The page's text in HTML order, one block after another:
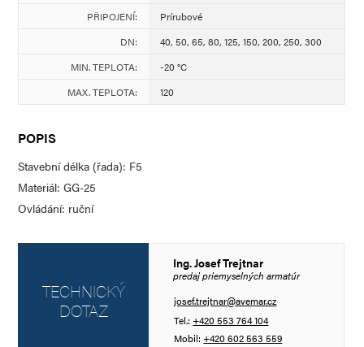
PŘIPOJENÍ:
Prírubové
DN:
40, 50, 65, 80, 125, 150, 200, 250, 300
MIN. TEPLOTA:
-20 °C
MAX. TEPLOTA:
120
POPIS
Stavební délka (řada): F5
Materiál: GG-25
Ovládání: ruční
TECHNICKÝ
DOTAZ
Ing. Josef Trejtnar
predaj priemyselných armatúr
josef.trejtnar@avemar.cz
Tel.:+420 553 764 104
Mobil:+420 602 563 559